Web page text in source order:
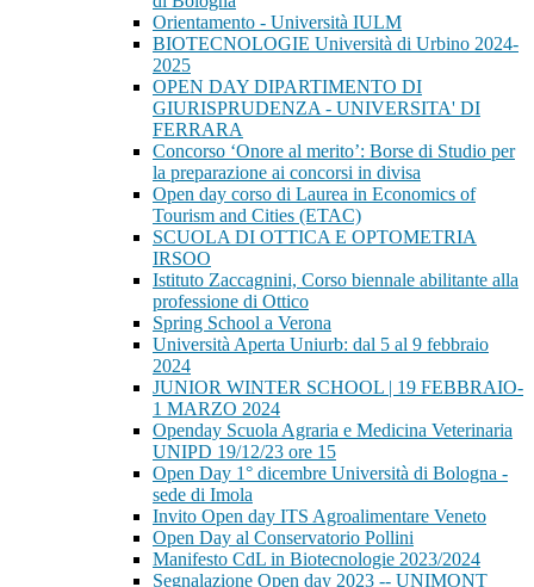
Orientamento - Università IULM
BIOTECNOLOGIE Università di Urbino 2024-
2025
OPEN DAY DIPARTIMENTO DI
GIURISPRUDENZA - UNIVERSITA' DI
FERRARA
Concorso ‘Onore al merito’: Borse di Studio per
la preparazione ai concorsi in divisa
Open day corso di Laurea in Economics of
Tourism and Cities (ETAC)
SCUOLA DI OTTICA E OPTOMETRIA
IRSOO
Istituto Zaccagnini, Corso biennale abilitante alla
professione di Ottico
Spring School a Verona
Università Aperta Uniurb: dal 5 al 9 febbraio
2024
JUNIOR WINTER SCHOOL | 19 FEBBRAIO-
1 MARZO 2024
Openday Scuola Agraria e Medicina Veterinaria
UNIPD 19/12/23 ore 15
Open Day 1° dicembre Università di Bologna -
sede di Imola
Invito Open day ITS Agroalimentare Veneto
Open Day al Conservatorio Pollini
Manifesto CdL in Biotecnologie 2023/2024
Segnalazione Open day 2023 -- UNIMONT